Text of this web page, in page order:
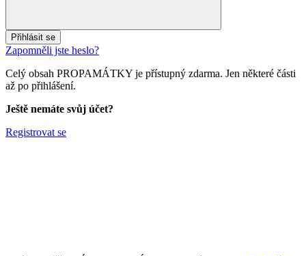
Přihlásit se
Zapomněli jste heslo?
Celý obsah PROPAMÁTKY je přístupný zdarma. Jen některé části
až po přihlášení.
Ještě nemáte svůj účet?
Registrovat se